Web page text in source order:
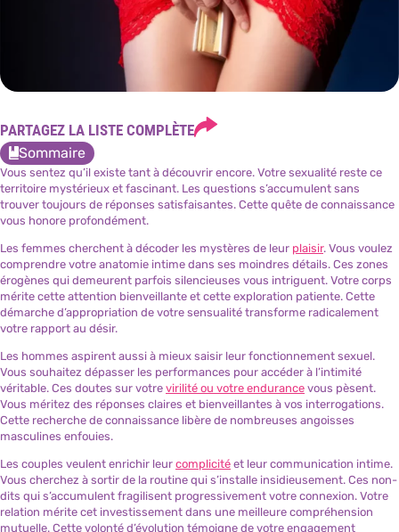
PARTAGEZ LA LISTE COMPLÈTE
Sommaire
Vous sentez qu’il existe tant à découvrir encore. Votre sexualité reste ce
territoire mystérieux et fascinant. Les questions s’accumulent sans
trouver toujours de réponses satisfaisantes. Cette quête de connaissance
vous honore profondément.
Les femmes cherchent à décoder les mystères de leur plaisir. Vous voulez
comprendre votre anatomie intime dans ses moindres détails. Ces zones
érogènes qui demeurent parfois silencieuses vous intriguent. Votre corps
mérite cette attention bienveillante et cette exploration patiente. Cette
démarche d’appropriation de votre sensualité transforme radicalement
votre rapport au désir.
Les hommes aspirent aussi à mieux saisir leur fonctionnement sexuel.
Vous souhaitez dépasser les performances pour accéder à l’intimité
véritable. Ces doutes sur votre virilité ou votre endurance vous pèsent.
Vous méritez des réponses claires et bienveillantes à vos interrogations.
Cette recherche de connaissance libère de nombreuses angoisses
masculines enfouies.
Les couples veulent enrichir leur complicité et leur communication intime.
Vous cherchez à sortir de la routine qui s’installe insidieusement. Ces non-
dits qui s’accumulent fragilisent progressivement votre connexion. Votre
relation mérite cet investissement dans une meilleure compréhension
mutuelle. Cette volonté d’évolution témoigne de votre engagement